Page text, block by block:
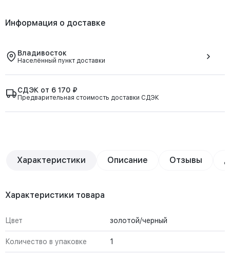
Информация о доставке
Владивосток
Населённый пункт доставки
СДЭК от 6 170 ₽
Предварительная стоимость доставки СДЭК
Характеристики Описание Отзывы
Характеристики товара
Цвет золотой/черный
Количество в упаковке 1